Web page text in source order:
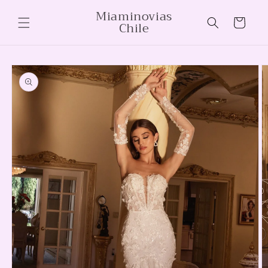
al contenido
Miaminovias
Chile Carrito
directamente
a la
información